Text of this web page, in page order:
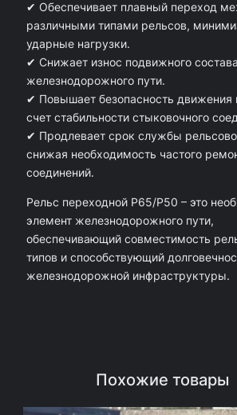
✔ Обеспечивает плавный переход
различными типами рельсов,
ударные нагрузки.
✔ Снижает износ подвижного
железнодорожного пути.
✔ Повышает безопасность движения
счет стабильности стыковочного
✔ Продлевает срок службы
снижая необходимость частого
соединений.
Рельс переходной Р65/Р50 – это
элемент железнодорожного пути,
обеспечивающий совместимость
типов и способствующий
железнодорожной инфраструктуры.
Похожие товары